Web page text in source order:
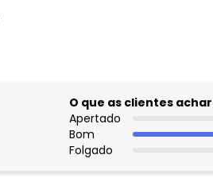
O que as clientes
Apertado
Bom
Folgado